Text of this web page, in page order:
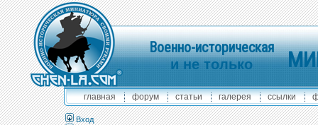
Военно-историческая
и не только
главная форум статьи галерея ссылки
Вход